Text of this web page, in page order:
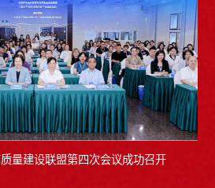
量建设联盟第四次会议成功召开